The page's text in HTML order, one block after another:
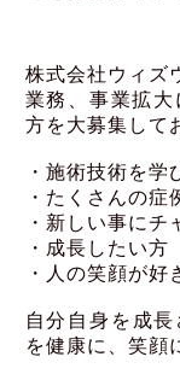
株式会社ウィズ
業務、事業拡
方を大募集して
・施術技術を学
・たくさんの症
・新しい事にチ
・成長したい方
・人の笑顔が好
自分自身を成
を健康に、 笑顔